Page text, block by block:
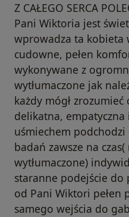
Z CAŁEGO SERCA
Pani Wiktoria jest
wprowadza ta kobieta
cudowne, pełen
wykonywane z
wytłumaczone jak
każdy mógł zrozumieć
delikatna,
uśmiechem
badań zawsze na
wytłumaczone)
staranne podejście do
od Pani Wiktori pełen
samego wejścia do